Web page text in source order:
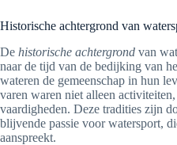
Historische achtergrond van
De historische achtergrond van
naar de tijd van de bedijking van
wateren de gemeenschap in hun
varen waren niet alleen
vaardigheden. Deze tradities zijn
blijvende passie voor watersport,
aanspreekt.